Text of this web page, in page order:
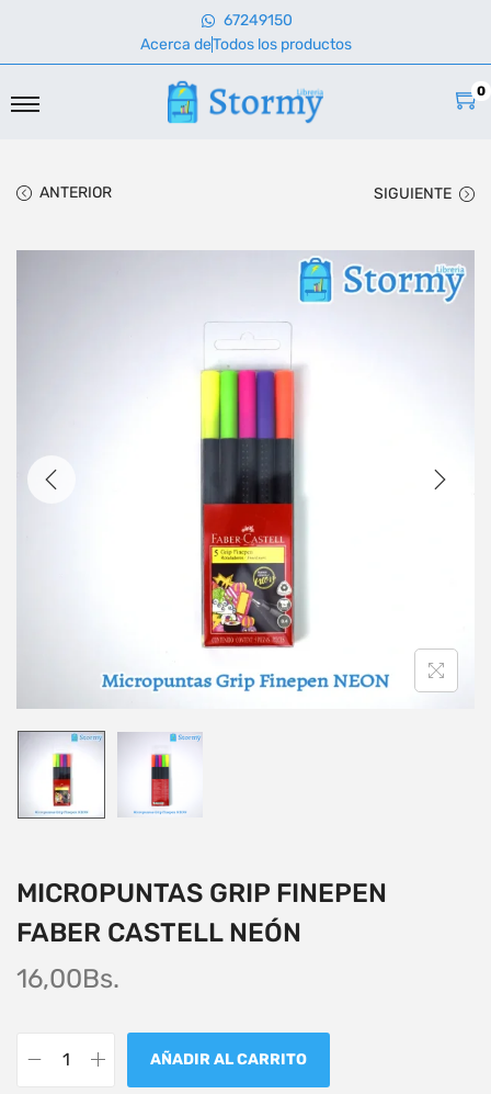
67249150
Acerca deTodos los productos
0
ANTERIOR SIGUIENTE
MICROPUNTAS GRIP FINEPEN
FABER CASTELL NEÓN
16,00Bs.
AÑADIR AL CARRITO